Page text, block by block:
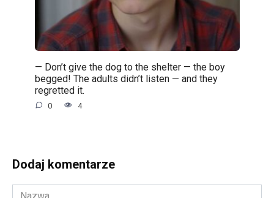
— Don’t give the dog to the shelter — the boy
begged! The adults didn’t listen — and they
regretted it.
0 4
Dodaj komentarze
Nazwa